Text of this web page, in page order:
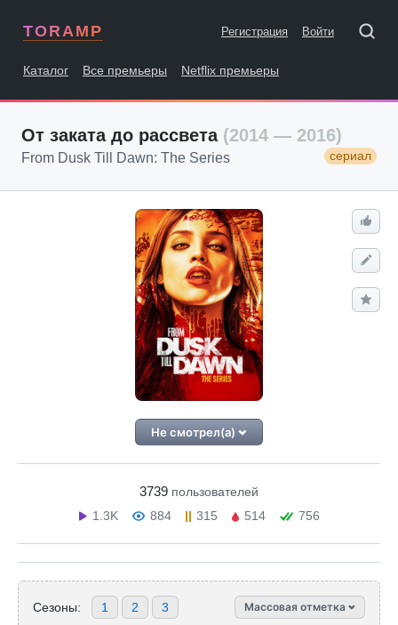
TORAMP Регистрация Войти
Каталог Все премьеры Netflix премьеры
От заката до рассвета (2014 — 2016)
сериал
From Dusk Till Dawn: The Series
Не смотрел(а)
3739 пользователей
1.3K
884 315 514 756
Сезоны: 1 2 3 Массовая отметка